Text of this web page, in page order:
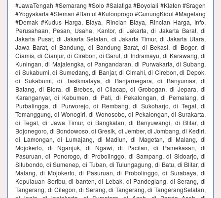
#JawaTengah #Semarang #Solo #Salatiga #Boyolali #Klaten #Sragen
#Yogyakarta #Sleman #Bantul #Kulonprogo #GunungKidul #Magelang
#Demak #Kudus Harga, Biaya, Rincian Biaya, Rincian Harga, Info,
Perusahaan, Pesan, Usaha, Kantor, di Jakarta, di Jakarta Barat, di
Jakarta Pusat, di Jakarta Selatan, di Jakarta Timur, di Jakarta Utara,
Jawa Barat, di Bandung, di Bandung Barat, di Bekasi, di Bogor, di
Ciamis, di Cianjur, di Cirebon, di Garut, di Indramayu, di Karawang, di
Kuningan, di Majalengka, di Pangandaran, di Purwakarta, di Subang,
di Sukabumi, di Sumedang, di Banjar, di Cimahi, di Cirebon, di Depok,
di Sukabumi, di Tasikmalaya, di Banjarnegara, di Banyumas, di
Batang, di Blora, di Brebes, di Cilacap, di Grobogan, di Jepara, di
Karanganyar, di Kebumen, di Pati, di Pekalongan, di Pemalang, di
Purbalingga, di Purworejo, di Rembang, di Sukoharjo, di Tegal, di
Temanggung, di Wonogiri, di Wonosobo, di Pekalongan, di Surakarta,
di Tegal, di Jawa Timur, di Bangkalan, di Banyuwangi, di Blitar, di
Bojonegoro, di Bondowoso, di Gresik, di Jember, di Jombang, di Kediri,
di Lamongan, di Lumajang, di Madiun, di Magetan, di Malang, di
Mojokerto, di Nganjuk, di Ngawi, di Pacitan, di Pamekasan, di
Pasuruan, di Ponorogo, di Probolinggo, di Sampang, di Sidoarjo, di
Situbondo, di Sumenep, di Tuban, di Tulungagung, di Batu, di Blitar, di
Malang, di Mojokerto, di Pasuruan, di Probolinggo, di Surabaya, di
Kepulauan Seribu, di banten, di Lebak, di Pandeglang, di Serang, di
Tangerang, di Cilegon, di Serang, di Tangerang, di TangerangSelatan,